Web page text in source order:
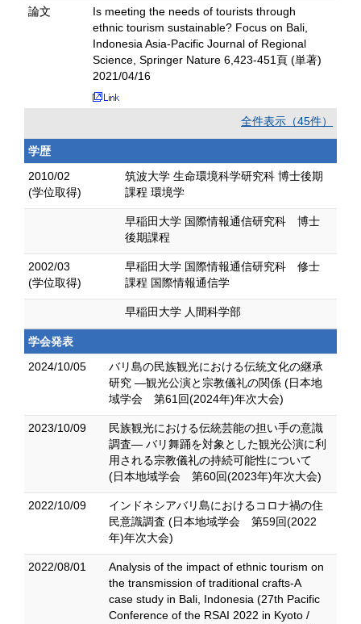
論文
Is meeting the needs of tourists through
ethnic tourism sustainable? Focus on Bali,
Indonesia Asia-Pacific Journal of Regional
Science, Springer Nature 6,423-451頁 (単著)
2021/04/16
全件表示（45件）
学歴
2010/02
(学位取得)
筑波大学 生命環境科学研究科 博士後期
課程 環境学
早稲田大学 国際情報通信研究科 博士
後期課程
2002/03
(学位取得)
早稲田大学 国際情報通信研究科 修士
課程 国際情報通信学
早稲田大学 人間科学部
学会発表
2024/10/05
バリ島の⺠族観光における伝統文化の継承
研究 ―観光公演と宗教儀礼の関係 (日本地
域学会 第61回(2024年)年次大会)
2023/10/09
⺠族観光における伝統芸能の担い手の意識
調査― バリ舞踊を対象とした観光公演に利
用される宗教儀礼の持続可能性について
(日本地域学会 第60回(2023年)年次大会)
2022/10/09
インドネシアバリ島におけるコロナ禍の住
民意識調査 (日本地域学会 第59回(2022
年)年次大会)
2022/08/01
Analysis of the impact of ethnic tourism on
the transmission of traditional crafts-A
case study in Bali, Indonesia (27th Pacific
Conference of the RSAI 2022 in Kyoto /